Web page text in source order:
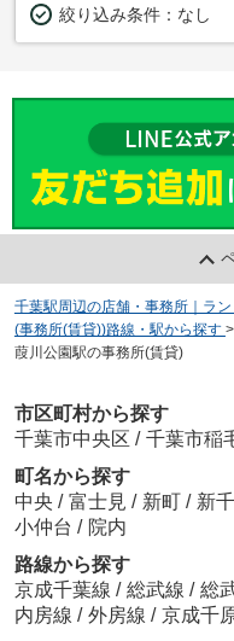
絞り込み条件： なし
千葉駅周辺の店舗・事務所｜ラ
(事務所(賃貸))路線・駅から探す >
葭川公園駅の事務所(賃貸)
市区町村から探す
千葉市中央区 / 千葉市稲
町名から探す
中央 / 富士見 / 新町 / 新
小仲台 / 院内
路線から探す
京成千葉線 / 総武線 / 総
内房線 / 外房線 / 京成千